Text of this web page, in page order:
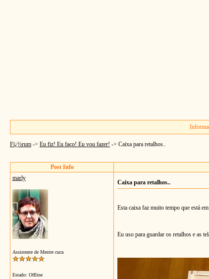
Fï¿½rum -> Eu fiz! Eu faço! Eu vou fazer! -> Caixa para retalhos..
Post Info
marly
Assistente de Mestre cuca
Estado: Offline
Caixa para retalhos..
Esta caixa faz muito tempo que está
Eu uso para guardar os retalhos e as